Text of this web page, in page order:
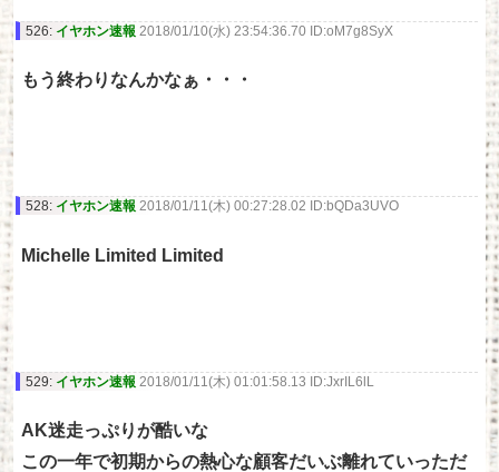
526: イヤホン速報 2018/01/10(水) 23:54:36.70 ID:oM7g8SyX
もう終わりなんかなぁ・・・
528: イヤホン速報 2018/01/11(木) 00:27:28.02 ID:bQDa3UVO
Michelle Limited Limited
529: イヤホン速報 2018/01/11(木) 01:01:58.13 ID:JxrIL6lL
AK迷走っぷりが酷いな
この一年で初期からの熱心な顧客だいぶ離れていっただ